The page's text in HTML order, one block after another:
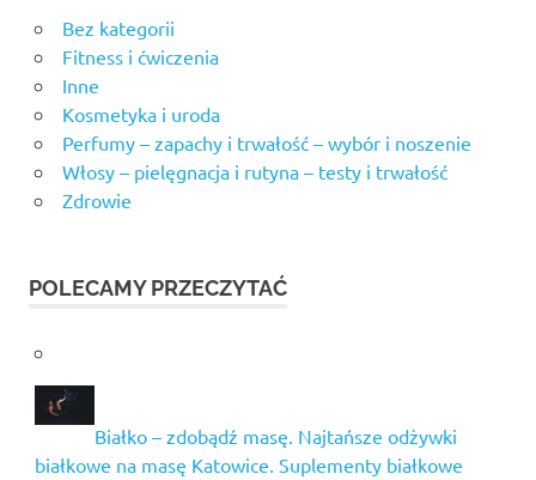
Bez kategorii
Fitness i ćwiczenia
Inne
Kosmetyka i uroda
Perfumy – zapachy i trwałość – wybór i noszenie
Włosy – pielęgnacja i rutyna – testy i trwałość
Zdrowie
POLECAMY PRZECZYTAĆ
Białko – zdobądź masę. Najtańsze odżywki
białkowe na masę Katowice. Suplementy białkowe